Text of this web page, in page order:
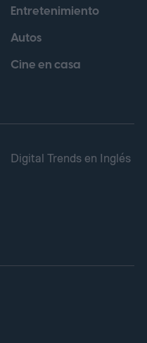
Entretenimiento
Autos
Cine en casa
Digital Trends en Inglés